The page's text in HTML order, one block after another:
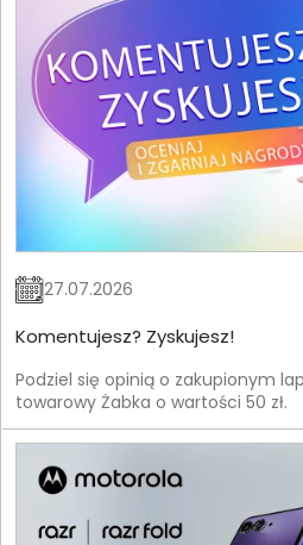
27.07.2026
Komentujesz? Zyskujesz!
Podziel się opinią o zakupionym
towarowy Żabka o wartości 50 zł.